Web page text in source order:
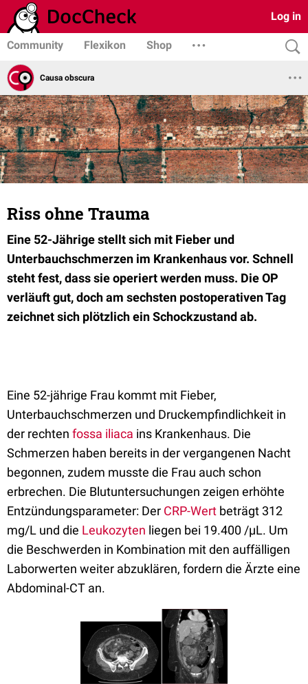
Log in
Community Flexikon Shop
Causa obscura
Riss ohne Trauma
Eine 52-Jährige stellt sich mit Fieber und
Unterbauchschmerzen im Krankenhaus vor. Schnell
steht fest, dass sie operiert werden muss. Die OP
verläuft gut, doch am sechsten postoperativen Tag
zeichnet sich plötzlich ein Schockzustand ab.
Eine 52-jährige Frau kommt mit Fieber,
Unterbauchschmerzen und Druckempfindlichkeit in
der rechten fossa iliaca ins Krankenhaus. Die
Schmerzen haben bereits in der vergangenen Nacht
begonnen, zudem musste die Frau auch schon
erbrechen. Die Blutuntersuchungen zeigen erhöhte
Entzündungsparameter: Der CRP-Wert beträgt 312
mg/L und die Leukozyten liegen bei 19.400 /µL. Um
die Beschwerden in Kombination mit den auffälligen
Laborwerten weiter abzuklären, fordern die Ärzte eine
Abdominal-CT an.